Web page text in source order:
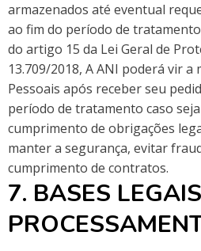
armazenados até eventual
ao fim do período de
do artigo 15 da Lei Geral de
13.709/2018, A ANI poderá vir a
Pessoais após receber seu
período de tratamento caso
cumprimento de obrigações
manter a segurança, evitar
cumprimento de contratos.
7. BASES